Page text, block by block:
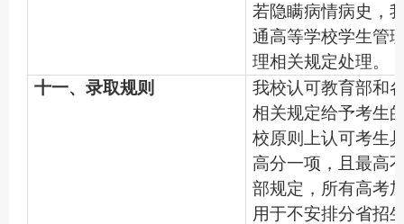
若隐瞒病情病史，
通高等学校学生管
理相关规定处理。
十一、录取规则
我校认可教育部和
相关规定给予考生
校原则上认可考生
高分一项，且最高
部规定，所有高考
用于不安排分省招